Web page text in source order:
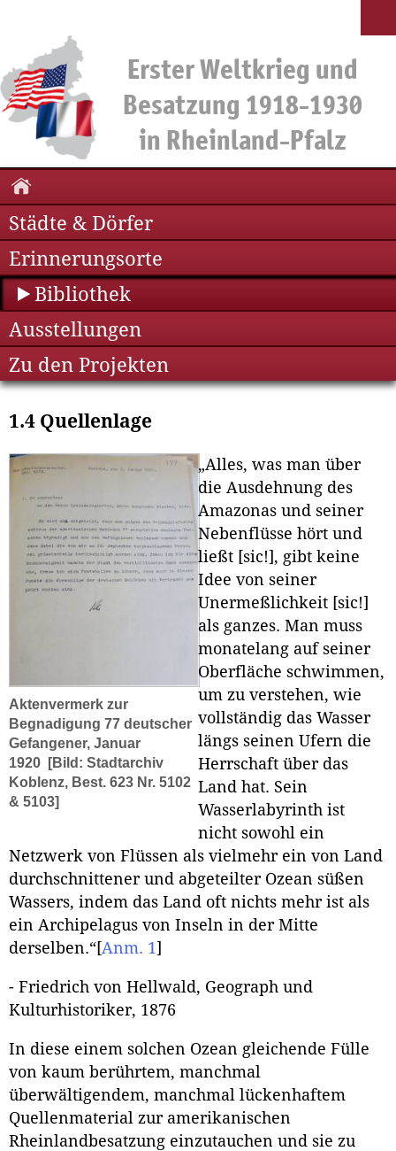
Städte & Dörfer
Erinnerungsorte
Bibliothek
Ausstellungen
Zu den Projekten
1.4 Quellenlage
Aktenvermerk zur
Begnadigung 77 deutscher
Gefangener, Januar
1920
[Bild: Stadtarchiv
Koblenz, Best. 623 Nr. 5102
& 5103]
„Alles, was man über
die Ausdehnung des
Amazonas und seiner
Nebenflüsse hört und
ließt [sic!], gibt keine
Idee von seiner
Unermeßlichkeit [sic!]
als ganzes. Man muss
monatelang auf seiner
Oberfläche schwimmen,
um zu verstehen, wie
vollständig das Wasser
längs seinen Ufern die
Herrschaft über das
Land hat. Sein
Wasserlabyrinth ist
nicht sowohl ein
Netzwerk von Flüssen als vielmehr ein von Land
durchschnittener und abgeteilter Ozean süßen
Wassers, indem das Land oft nichts mehr ist als
ein Archipelagus von Inseln in der Mitte
derselben.“[Anm. 1]
- Friedrich von Hellwald, Geograph und
Kulturhistoriker, 1876
In diese einem solchen Ozean gleichende Fülle
von kaum berührtem, manchmal
überwältigendem, manchmal lückenhaftem
Quellenmaterial zur amerikanischen
Rheinlandbesatzung einzutauchen und sie zu